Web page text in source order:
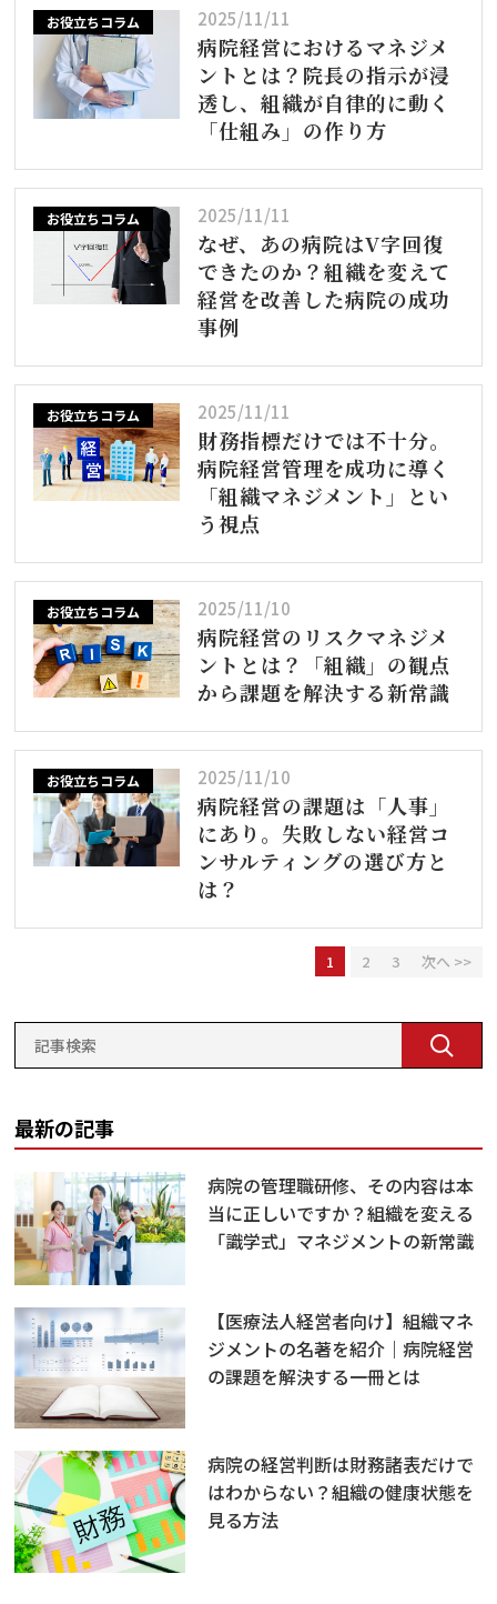
お役立ちコラム 2025/11/11
病院経営におけるマネジメ
ントとは？院長の指示が浸
透し、組織が自律的に動く
「仕組み」の作り方
お役立ちコラム 2025/11/11
なぜ、あの病院はV字回復
できたのか？組織を変えて
経営を改善した病院の成功
事例
お役立ちコラム 2025/11/11
財務指標だけでは不十分。
病院経営管理を成功に導く
「組織マネジメント」とい
う視点
お役立ちコラム 2025/11/10
病院経営のリスクマネジメ
ントとは？「組織」の観点
から課題を解決する新常識
お役立ちコラム 2025/11/10
病院経営の課題は「人事」
にあり。失敗しない経営コ
ンサルティングの選び方と
は？
1 2 3 次へ >>
最新の記事
病院の管理職研修、その内容は本
当に正しいですか？組織を変える
「識学式」マネジメントの新常識
【医療法人経営者向け】組織マネ
ジメントの名著を紹介｜病院経営
の課題を解決する一冊とは
病院の経営判断は財務諸表だけで
はわからない？組織の健康状態を
見る方法